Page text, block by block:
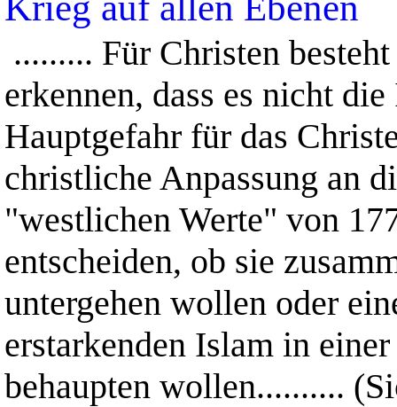
......... Für Christen
erkennen, dass es nicht
Hauptgefahr für das
christliche Anpassung an
"westlichen Werte" von
entscheiden, ob sie
untergehen wollen oder
erstarkenden Islam in
behaupten wollen..........